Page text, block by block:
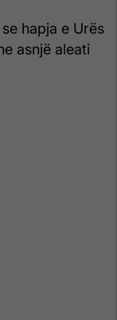
hapja e Urës
asnjë aleati